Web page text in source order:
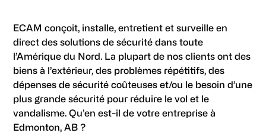
ECAM conçoit, installe, entretient et surveille en
direct des solutions de sécurité dans toute
l’Amérique du Nord. La plupart de nos clients ont des
biens à l’extérieur, des problèmes répétitifs, des
dépenses de sécurité coûteuses et/ou le besoin d’une
plus grande sécurité pour réduire le vol et le
vandalisme. Qu’en est-il de votre entreprise à
Edmonton, AB ?